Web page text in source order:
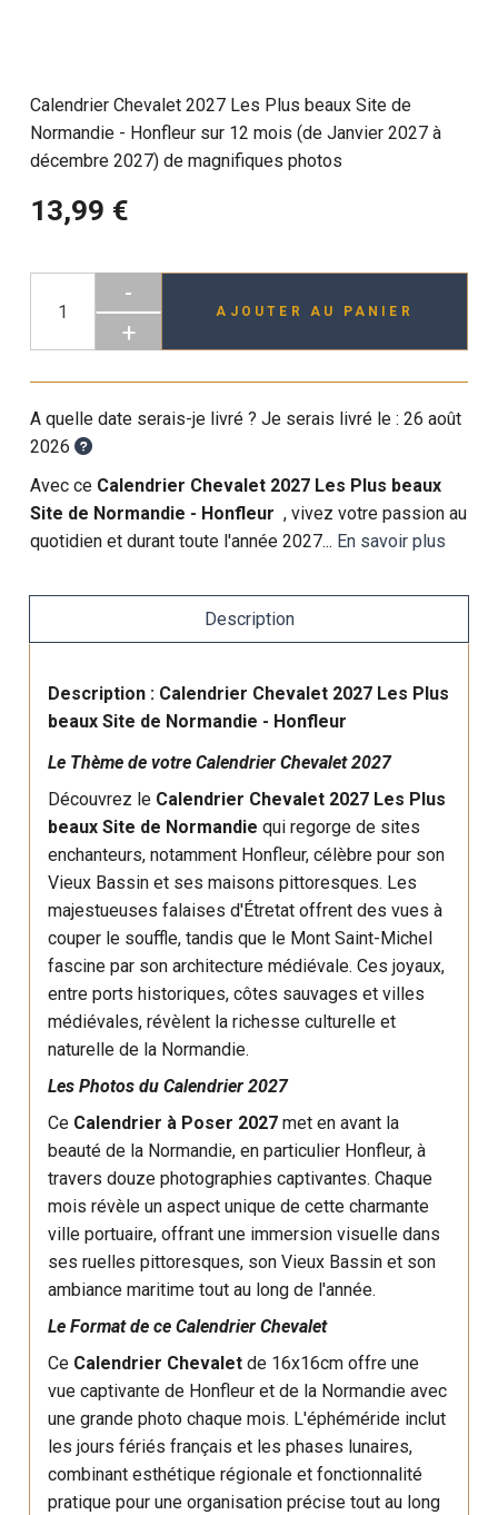
Calendrier Chevalet 2027 Les Plus beaux Site de
Normandie - Honfleur sur 12 mois (de Janvier 2027 à
décembre 2027) de magnifiques photos
13,99 €
-
+
AJOUTER AU PANIER
A quelle date serais-je livré ? Je serais livré le :26 août
2026
Avec ce Calendrier Chevalet 2027 Les Plus beaux
Site de Normandie - Honfleur, vivez votre passion au
quotidien et durant toute l'année 2027... En savoir plus
Description
Description : Calendrier Chevalet 2027 Les Plus
beaux Site de Normandie - Honfleur
Le Thème de votre Calendrier Chevalet 2027
Découvrez le Calendrier Chevalet 2027 Les Plus
beaux Site de Normandiequi regorge de sites
enchanteurs, notamment Honfleur, célèbre pour son
Vieux Bassin et ses maisons pittoresques. Les
majestueuses falaises d'Étretat offrent des vues à
couper le souffle, tandis que le Mont Saint-Michel
fascine par son architecture médiévale. Ces joyaux,
entre ports historiques, côtes sauvages et villes
médiévales, révèlent la richesse culturelle et
naturelle de la Normandie.
Les Photos du Calendrier 2027
Ce Calendrier à Poser 2027met en avant la
beauté de la Normandie, en particulier Honfleur, à
travers douze photographies captivantes. Chaque
mois révèle un aspect unique de cette charmante
ville portuaire, offrant une immersion visuelle dans
ses ruelles pittoresques, son Vieux Bassin et son
ambiance maritime tout au long de l'année.
Le Format de ce Calendrier Chevalet
Ce Calendrier Chevalet de 16x16cm offre une
vue captivante de Honfleur et de la Normandie avec
une grande photo chaque mois. L'éphéméride inclut
les jours fériés français et les phases lunaires,
combinant esthétique régionale et fonctionnalité
pratique pour une organisation précise tout au long